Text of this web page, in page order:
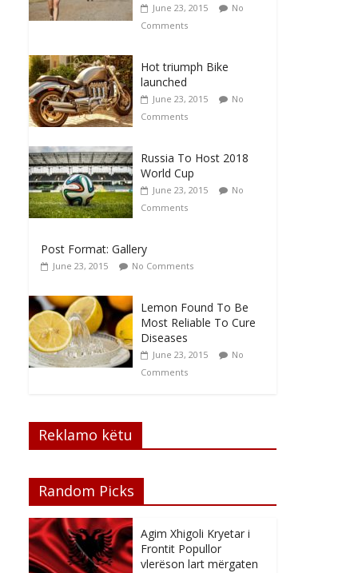
June 23, 2015
No
Comments
Hot triumph Bike
launched
June 23, 2015
No
Comments
Russia To Host 2018
World Cup
June 23, 2015
No
Comments
Post Format: Gallery
June 23, 2015 No Comments
Lemon Found To Be
Most Reliable To Cure
Diseases
June 23, 2015
No
Comments
Reklamo këtu
Random Picks
Agim Xhigoli Kryetar i
Frontit Popullor
vlerëson lart mërgaten